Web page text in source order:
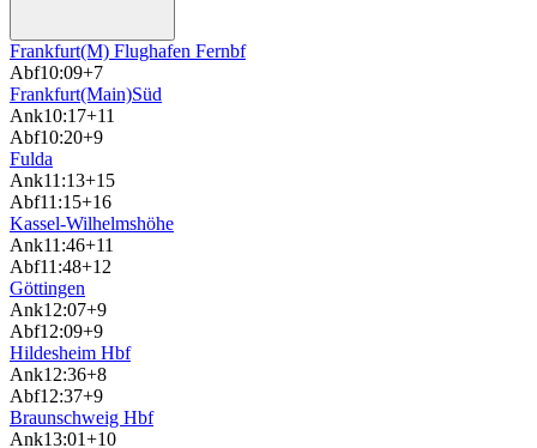
Frankfurt(M) Flughafen Fernbf
Abf10:09+7
Frankfurt(Main)Süd
Ank10:17+11
Abf10:20+9
Fulda
Ank11:13+15
Abf11:15+16
Kassel-Wilhelmshöhe
Ank11:46+11
Abf11:48+12
Göttingen
Ank12:07+9
Abf12:09+9
Hildesheim Hbf
Ank12:36+8
Abf12:37+9
Braunschweig Hbf
Ank13:01+10